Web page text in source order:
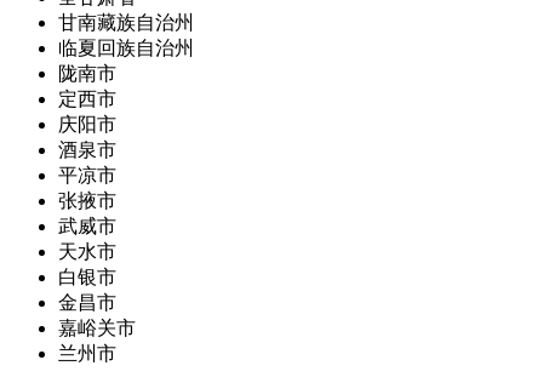
甘南藏族自治州
临夏回族自治州
陇南市
定西市
庆阳市
酒泉市
平凉市
张掖市
武威市
天水市
白银市
金昌市
嘉峪关市
兰州市